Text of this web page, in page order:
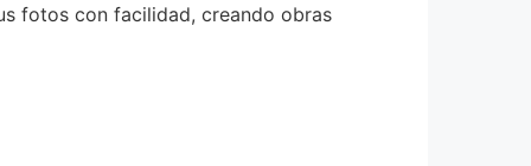
fotos con facilidad, creando obras